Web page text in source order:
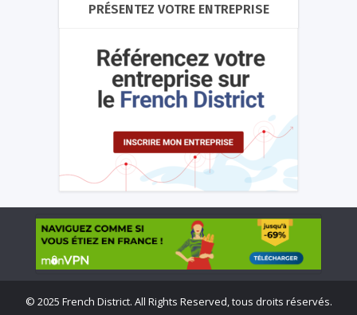
PRÉSENTEZ VOTRE ENTREPRISE
© 2025 French District. All Rights Reserved, tous droits réservés.